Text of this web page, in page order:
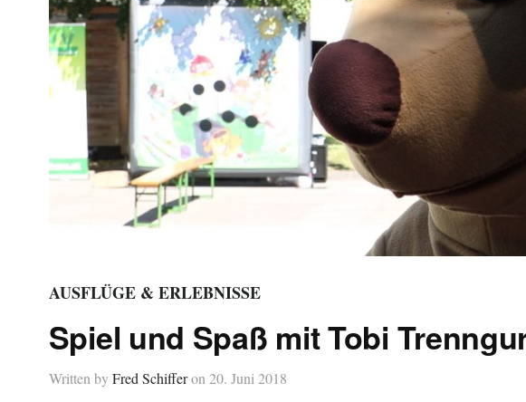
AUSFLÜGE & ERLEBNISSE
Spiel und Spaß mit Tobi
Written byFred Schiffer on 20. Juni 2018